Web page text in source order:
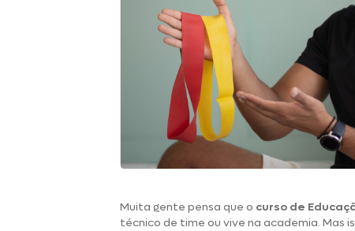
Muita gente pensa que o curso de
técnico de time ou vive na academia. Mas